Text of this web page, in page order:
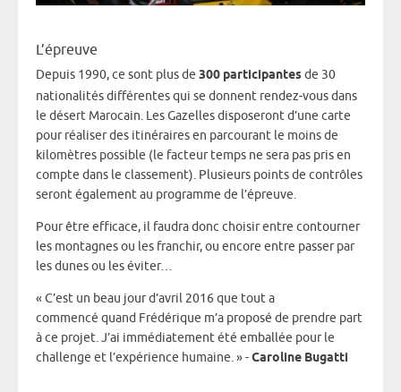
L’épreuve
Depuis 1990, ce sont plus de 300 participantesde 30
nationalités différentes qui se donnent rendez-vous dans
le désert Marocain. Les Gazelles disposeront d’une carte
pour réaliser des itinéraires en parcourant le moins de
kilomètres possible (le facteur temps ne sera pas pris en
compte dans le classement). Plusieurs points de contrôles
seront également au programme de l’épreuve.
Pour être efficace, il faudra donc choisir entre contourner
les montagnes ou les franchir, ou encore entre passer par
les dunes ou les éviter…
« C’est un beau jour d’avril 2016 que tout a
commencé quand Frédérique m’a proposé de prendre part
à ce projet. J’ai immédiatement été emballée pour le
challenge et l’expérience humaine. » -Caroline Bugatti